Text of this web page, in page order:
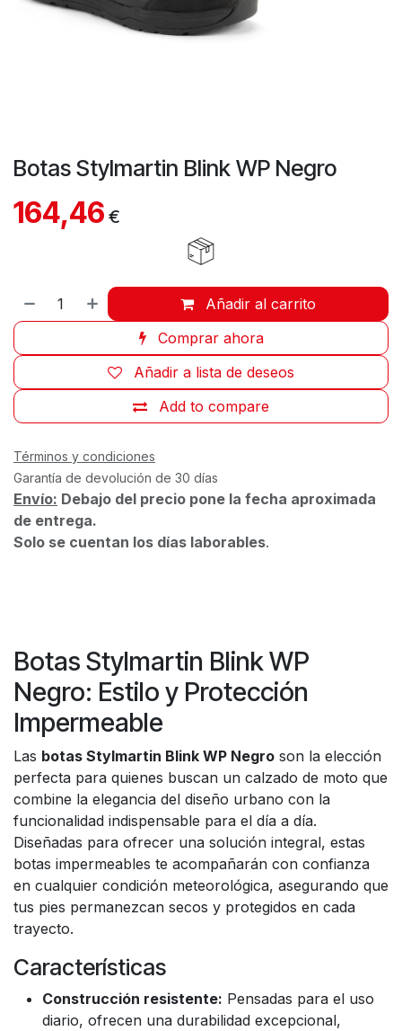
Botas Stylmartin Blink WP Negro
164,46 €
Añadir al carrito
Comprar ahora
Add to compare
Añadir a lista de deseos
Términos y condiciones
Garantía de devolución de 30 días
Envío: Debajo del precio pone la fecha aproximada
de entrega.
Solo se cuentan los días laborables.
Botas Stylmartin Blink WP
Negro: Estilo y Protección
Impermeable
Las botas Stylmartin Blink WP Negro son la elección
perfecta para quienes buscan un calzado de moto que
combine la elegancia del diseño urbano con la
funcionalidad indispensable para el día a día.
Diseñadas para ofrecer una solución integral, estas
botas impermeables te acompañarán con confianza
en cualquier condición meteorológica, asegurando que
tus pies permanezcan secos y protegidos en cada
trayecto.
Características
Construcción resistente: Pensadas para el uso
diario, ofrecen una durabilidad excepcional,